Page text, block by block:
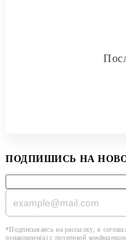
ПОДПИШИСЬ НА
*Подписываясь на рассылку, я
ознакомлен(а) с политикой